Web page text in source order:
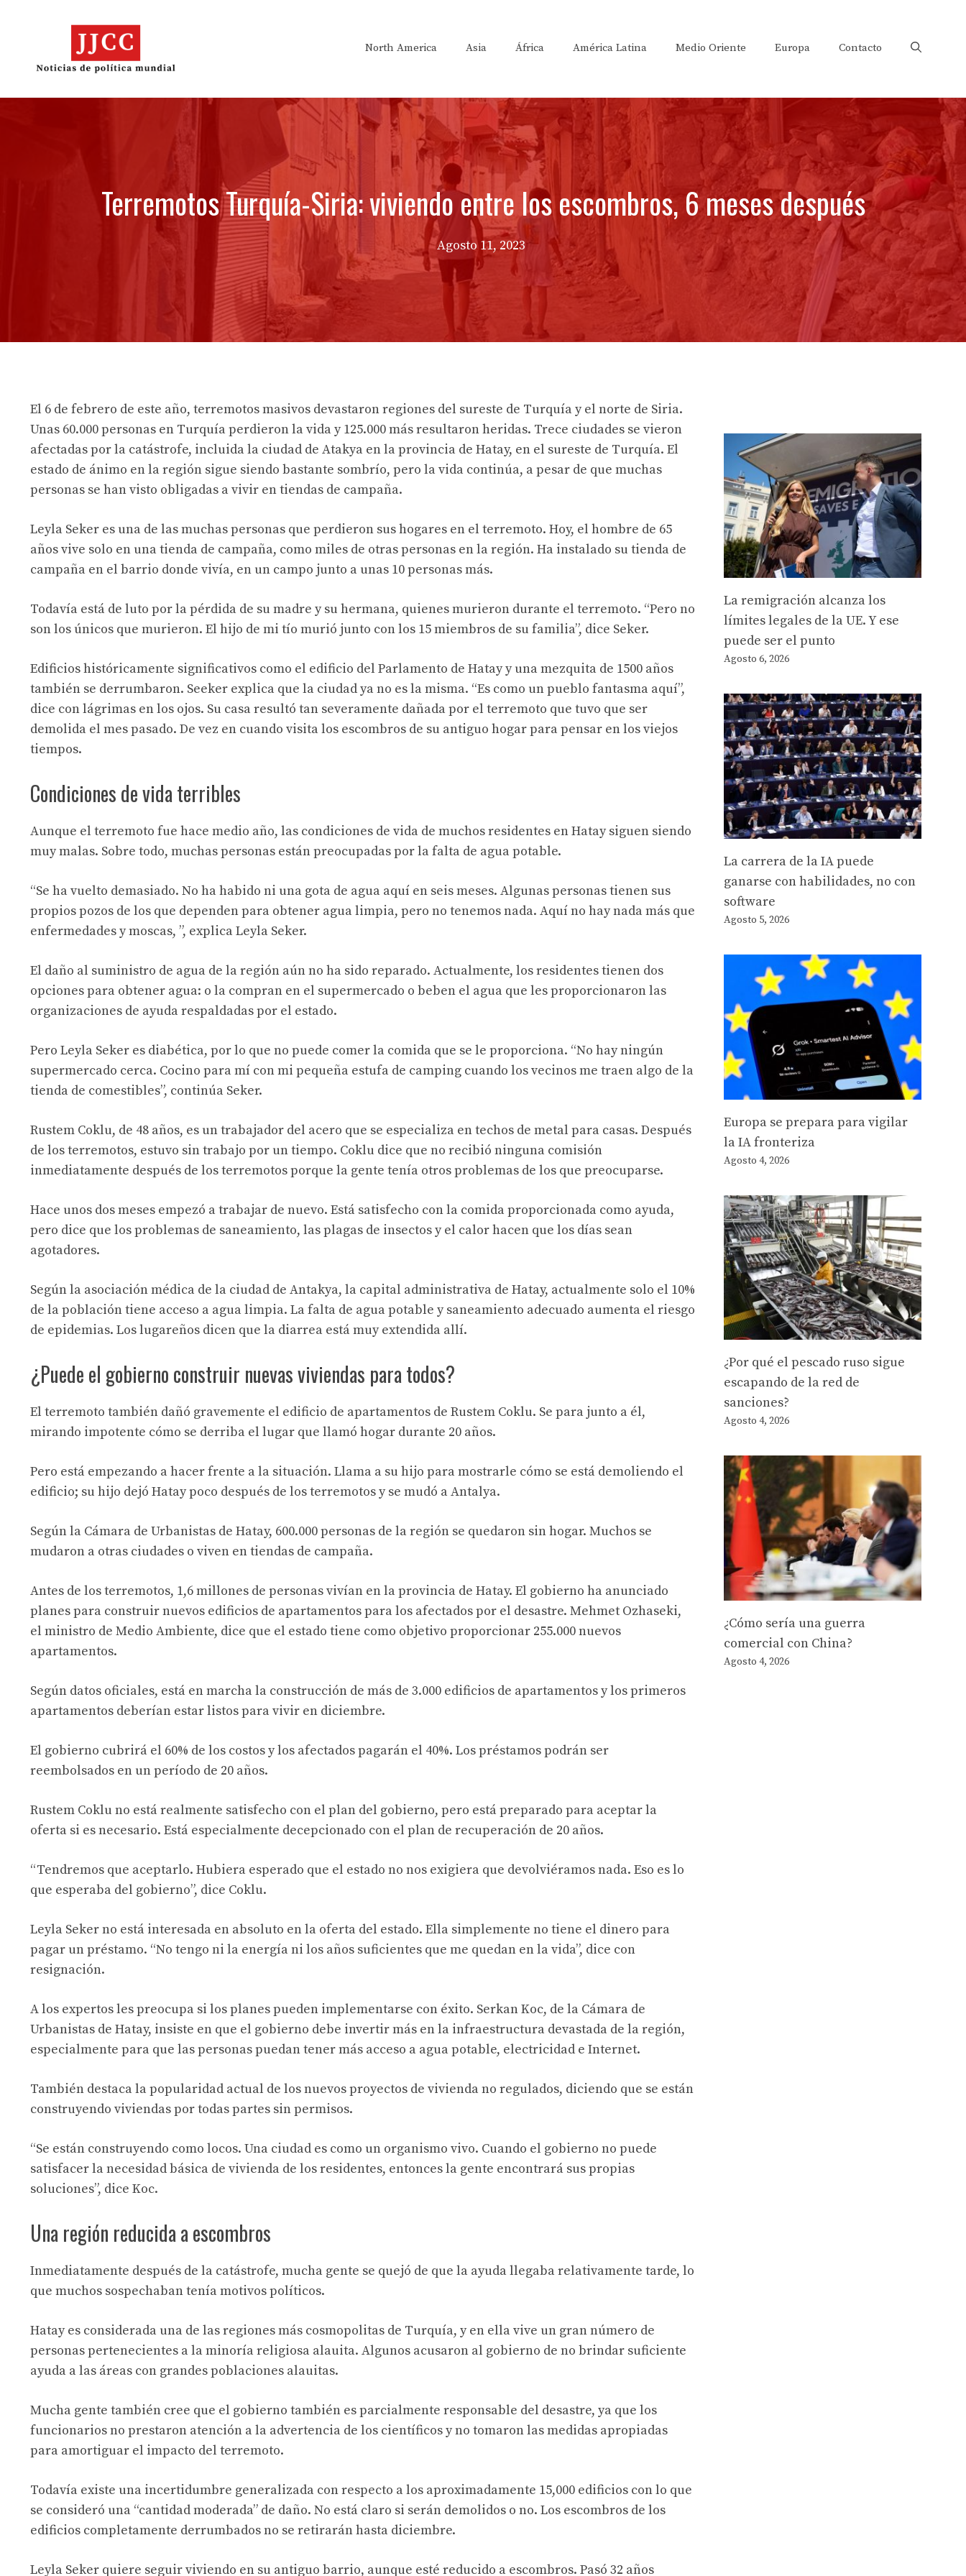
North America Asia África América Latina Medio Oriente Europa Contacto
Terremotos Turquía-Siria: viviendo entre los escombros, 6 meses después
Agosto 11, 2023
El 6 de febrero de este año, terremotos masivos devastaron regiones del sureste de Turquía y el norte de Siria.
Unas 60.000 personas en Turquía perdieron la vida y 125.000 más resultaron heridas. Trece ciudades se vieron
afectadas por la catástrofe, incluida la ciudad de Atakya en la provincia de Hatay, en el sureste de Turquía. El
estado de ánimo en la región sigue siendo bastante sombrío, pero la vida continúa, a pesar de que muchas
personas se han visto obligadas a vivir en tiendas de campaña.
Leyla Seker es una de las muchas personas que perdieron sus hogares en el terremoto. Hoy, el hombre de 65
años vive solo en una tienda de campaña, como miles de otras personas en la región. Ha instalado su tienda de
campaña en el barrio donde vivía, en un campo junto a unas 10 personas más.
Todavía está de luto por la pérdida de su madre y su hermana, quienes murieron durante el terremoto. “Pero no
son los únicos que murieron. El hijo de mi tío murió junto con los 15 miembros de su familia”, dice Seker.
Edificios históricamente significativos como el edificio del Parlamento de Hatay y una mezquita de 1500 años
también se derrumbaron. Seeker explica que la ciudad ya no es la misma. “Es como un pueblo fantasma aquí”,
dice con lágrimas en los ojos. Su casa resultó tan severamente dañada por el terremoto que tuvo que ser
demolida el mes pasado. De vez en cuando visita los escombros de su antiguo hogar para pensar en los viejos
tiempos.
Condiciones de vida terribles
Aunque el terremoto fue hace medio año, las condiciones de vida de muchos residentes en Hatay siguen siendo
muy malas. Sobre todo, muchas personas están preocupadas por la falta de agua potable.
“Se ha vuelto demasiado. No ha habido ni una gota de agua aquí en seis meses. Algunas personas tienen sus
propios pozos de los que dependen para obtener agua limpia, pero no tenemos nada. Aquí no hay nada más que
enfermedades y moscas, ”, explica Leyla Seker.
El daño al suministro de agua de la región aún no ha sido reparado. Actualmente, los residentes tienen dos
opciones para obtener agua: o la compran en el supermercado o beben el agua que les proporcionaron las
organizaciones de ayuda respaldadas por el estado.
Pero Leyla Seker es diabética, por lo que no puede comer la comida que se le proporciona. “No hay ningún
supermercado cerca. Cocino para mí con mi pequeña estufa de camping cuando los vecinos me traen algo de la
tienda de comestibles”, continúa Seker.
Rustem Coklu, de 48 años, es un trabajador del acero que se especializa en techos de metal para casas. Después
de los terremotos, estuvo sin trabajo por un tiempo. Coklu dice que no recibió ninguna comisión
inmediatamente después de los terremotos porque la gente tenía otros problemas de los que preocuparse.
Hace unos dos meses empezó a trabajar de nuevo. Está satisfecho con la comida proporcionada como ayuda,
pero dice que los problemas de saneamiento, las plagas de insectos y el calor hacen que los días sean
agotadores.
Según la asociación médica de la ciudad de Antakya, la capital administrativa de Hatay, actualmente solo el 10%
de la población tiene acceso a agua limpia. La falta de agua potable y saneamiento adecuado aumenta el riesgo
de epidemias. Los lugareños dicen que la diarrea está muy extendida allí.
¿Puede el gobierno construir nuevas viviendas para todos?
El terremoto también dañó gravemente el edificio de apartamentos de Rustem Coklu. Se para junto a él,
mirando impotente cómo se derriba el lugar que llamó hogar durante 20 años.
Pero está empezando a hacer frente a la situación. Llama a su hijo para mostrarle cómo se está demoliendo el
edificio; su hijo dejó Hatay poco después de los terremotos y se mudó a Antalya.
Según la Cámara de Urbanistas de Hatay, 600.000 personas de la región se quedaron sin hogar. Muchos se
mudaron a otras ciudades o viven en tiendas de campaña.
Antes de los terremotos, 1,6 millones de personas vivían en la provincia de Hatay. El gobierno ha anunciado
planes para construir nuevos edificios de apartamentos para los afectados por el desastre. Mehmet Ozhaseki,
el ministro de Medio Ambiente, dice que el estado tiene como objetivo proporcionar 255.000 nuevos
apartamentos.
Según datos oficiales, está en marcha la construcción de más de 3.000 edificios de apartamentos y los primeros
apartamentos deberían estar listos para vivir en diciembre.
El gobierno cubrirá el 60% de los costos y los afectados pagarán el 40%. Los préstamos podrán ser
reembolsados ​​en un período de 20 años.
Rustem Coklu no está realmente satisfecho con el plan del gobierno, pero está preparado para aceptar la
oferta si es necesario. Está especialmente decepcionado con el plan de recuperación de 20 años.
“Tendremos que aceptarlo. Hubiera esperado que el estado no nos exigiera que devolviéramos nada. Eso es lo
que esperaba del gobierno”, dice Coklu.
Leyla Seker no está interesada en absoluto en la oferta del estado. Ella simplemente no tiene el dinero para
pagar un préstamo. “No tengo ni la energía ni los años suficientes que me quedan en la vida”, dice con
resignación.
A los expertos les preocupa si los planes pueden implementarse con éxito. Serkan Koc, de la Cámara de
Urbanistas de Hatay, insiste en que el gobierno debe invertir más en la infraestructura devastada de la región,
especialmente para que las personas puedan tener más acceso a agua potable, electricidad e Internet.
También destaca la popularidad actual de los nuevos proyectos de vivienda no regulados, diciendo que se están
construyendo viviendas por todas partes sin permisos.
“Se están construyendo como locos. Una ciudad es como un organismo vivo. Cuando el gobierno no puede
satisfacer la necesidad básica de vivienda de los residentes, entonces la gente encontrará sus propias
soluciones”, dice Koc.
Una región reducida a escombros
Inmediatamente después de la catástrofe, mucha gente se quejó de que la ayuda llegaba relativamente tarde, lo
que muchos sospechaban tenía motivos políticos.
Hatay es considerada una de las regiones más cosmopolitas de Turquía, y en ella vive un gran número de
personas pertenecientes a la minoría religiosa alauita. Algunos acusaron al gobierno de no brindar suficiente
ayuda a las áreas con grandes poblaciones alauitas.
Mucha gente también cree que el gobierno también es parcialmente responsable del desastre, ya que los
funcionarios no prestaron atención a la advertencia de los científicos y no tomaron las medidas apropiadas
para amortiguar el impacto del terremoto.
Todavía existe una incertidumbre generalizada con respecto a los aproximadamente 15,000 edificios con lo que
se consideró una “cantidad moderada” de daño. No está claro si serán demolidos o no. Los escombros de los
edificios completamente derrumbados no se retirarán hasta diciembre.
Leyla Seker quiere seguir viviendo en su antiguo barrio, aunque esté reducido a escombros. Pasó 32 años
La remigración alcanza los
límites legales de la UE. Y ese
puede ser el punto
Agosto 6, 2026
La carrera de la IA puede
ganarse con habilidades, no con
software
Agosto 5, 2026
Europa se prepara para vigilar
la IA fronteriza
Agosto 4, 2026
¿Por qué el pescado ruso sigue
escapando de la red de
sanciones?
Agosto 4, 2026
¿Cómo sería una guerra
comercial con China?
Agosto 4, 2026